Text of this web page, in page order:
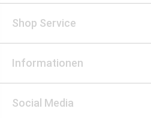
Shop Service
Informationen
Social Media